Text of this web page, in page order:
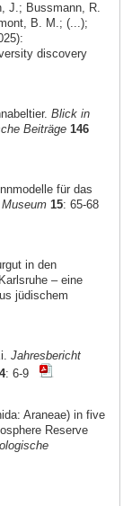
J.; Bussmann, R.
B. M.; (...);
discovery
Blick in
Beiträge 146
für das
15: 65-68
in den
– eine
jüdischem
Jahresbericht
: 6-9
Araneae) in five
Reserve